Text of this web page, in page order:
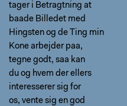
tager i Betragtning at
baade Billedet med
Hingsten og de Ting min
Kone arbejder paa,
tegne godt, saa kan
du og hvem der ellers
interesserer sig for
os, vente sig en god